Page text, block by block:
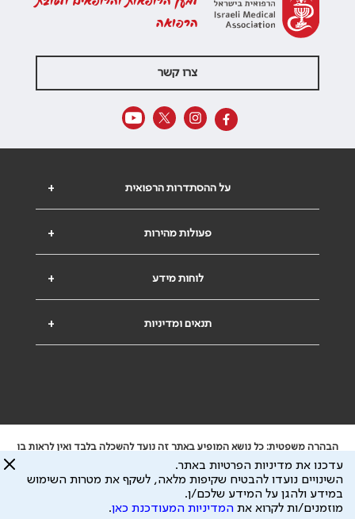
הרפואה
צרו קשר
+ על ההסתדרות הרפואית
+ פעולות מהירות
+ לוחות מידע
+ תנאים ומדיניות
הבהרה משפטית: כל נושא המופיע באתר זה נועד להשכלה בלבד ואין לראות בו
ייעוץ רפואי או משפטי. אין הר"י אחראית לתוכן המתפרסם באתר זה ולכל נזק
שעלול להיגרם.
ידוע לי שהר"י אוספת ושומרת מידע אישי לצורך מתן השרות וכי חלק ממנו עשוי
להיות מועבר לצדדים שלישיים, הכל בכפוף למדיניות הפרטיות
עדכנו את מדיניות הפרטיות באתר.
השינויים נועדו להבטיח שקיפות מלאה, לשקף את מטרות השימוש
במידע ולהגן על המידע שלכם/ן.
מוזמנים/ות לקרוא את המדיניות המעודכנת כאן.